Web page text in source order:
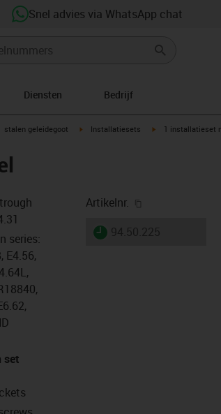
Snel advies via WhatsApp chat
Diensten Bedrijf
igus-icon-arrow-right
stalen geleidegoot igus-icon-arrow-right
Installatiesets igus-icon-arrow-
1 installatieset
series:
E4.56,
set
Artikelnr.
igus-icon-lieferzeit